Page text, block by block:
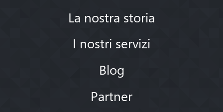
La nostra storia
I nostri servizi
Blog
Partner